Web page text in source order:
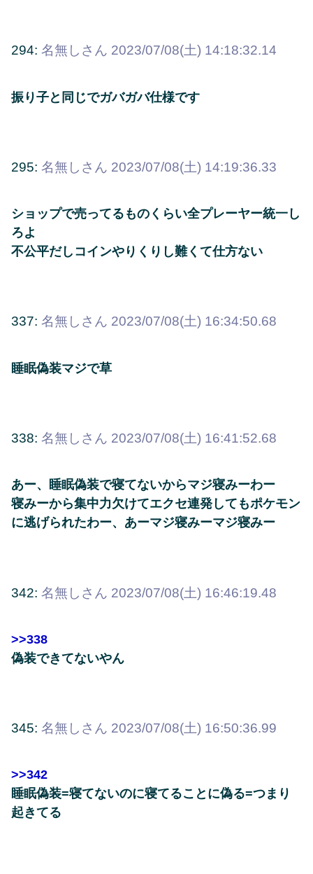
294: 名無しさん 2023/07/08(土) 14:18:32.14
振り子と同じでガバガバ仕様です
295: 名無しさん 2023/07/08(土) 14:19:36.33
ショップで売ってるものくらい全プレーヤー統一し
ろよ
不公平だしコインやりくりし難くて仕方ない
337: 名無しさん 2023/07/08(土) 16:34:50.68
睡眠偽装マジで草
338: 名無しさん 2023/07/08(土) 16:41:52.68
あー、睡眠偽装で寝てないからマジ寝みーわー
寝みーから集中力欠けてエクセ連発してもポケモン
に逃げられたわー、あーマジ寝みーマジ寝みー
342: 名無しさん 2023/07/08(土) 16:46:19.48
>>338
偽装できてないやん
345: 名無しさん 2023/07/08(土) 16:50:36.99
>>342
睡眠偽装=寝てないのに寝てることに偽る=つまり
起きてる